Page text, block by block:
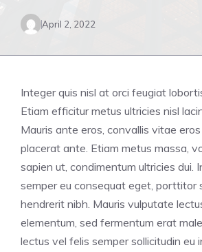
April 2, 2022
Integer quis nisl at orci feugiat
Etiam efficitur metus ultricies nisl
Mauris ante eros, convallis vitae
placerat ante. Etiam metus massa,
sapien ut, condimentum ultricies dui.
semper eu consequat eget, porttitor
hendrerit nibh. Mauris vulputate
elementum, sed fermentum erat
lectus vel felis semper sollicitudin eu